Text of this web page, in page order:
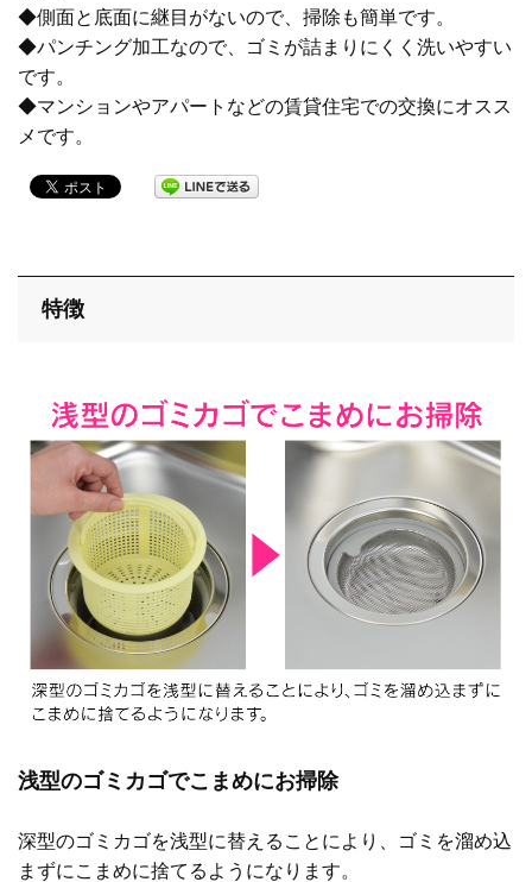
◆側面と底面に継目がないので、掃除も簡単です。
◆パンチング加工なので、ゴミが詰まりにくく洗いやすい
です。
◆マンションやアパートなどの賃貸住宅での交換にオスス
メです。
特徴
浅型のゴミカゴでこまめにお掃除
深型のゴミカゴを浅型に替えることにより、ゴミを溜め込
まずにこまめに捨てるようになります。
止水栓
配管用品
トイレ
バス
キッチン
エクステリア